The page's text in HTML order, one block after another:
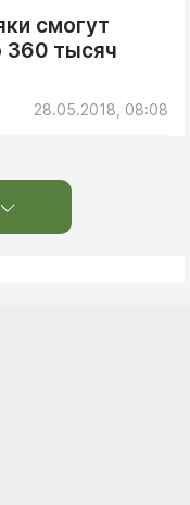
смогут
360 тысяч
28.05.2018, 08:08